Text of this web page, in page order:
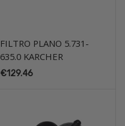
FILTRO PLANO 5.731-
635.0 KARCHER
€129.46